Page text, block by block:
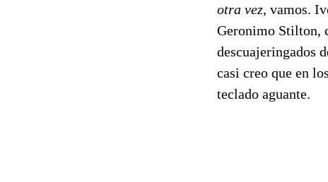
otra vez, vamos.
Geronimo Stilton,
descuajeringados
casi creo que en
teclado aguante.